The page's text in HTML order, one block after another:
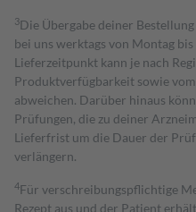
3Die Übergabe deiner
bei uns werktags von Montag
Lieferzeitpunkt kann je nach
Produktverfügbarkeit sowie
abweichen. Darüber hinaus
Prüfungen, die zu deiner
Lieferfrist um die Dauer der
verlängern.
4Für verschreibungspflichtige
Rezept aus und der Patient